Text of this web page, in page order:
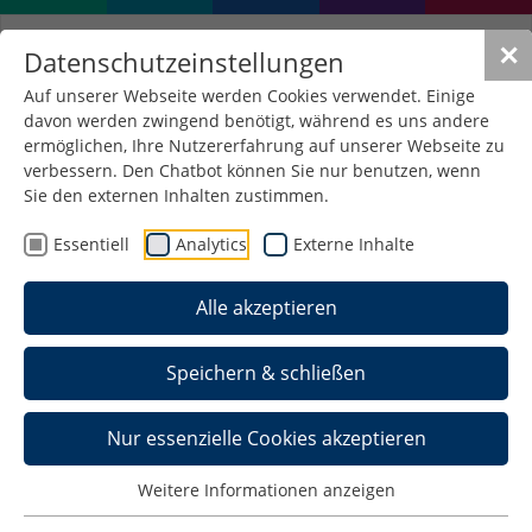
✕
Datenschutzeinstellungen
Auf unserer Webseite werden Cookies verwendet. Einige
davon werden zwingend benötigt, während es uns andere
ermöglichen, Ihre Nutzererfahrung auf unserer Webseite zu
verbessern. Den Chatbot können Sie nur benutzen, wenn
Sie den externen Inhalten zustimmen.
Essentiell Analytics Externe Inhalte
Alle akzeptieren
Speichern & schließen
Nur essenzielle Cookies akzeptieren
Weitere Informationen anzeigen
Ende des Aufenthalts
einigen Monaten des Lebens und Studierens in
inspirierenden Menschen ist es nun an der Zeit,
wieder nach Hause zu gehen. Auf dieser Seite
finden Sie alles Wichtige, was Sie vor Ihrer Abreise
beachten müssen.
Zeugnis
Im Anschluss an die Prüfungen (die Sie hoffentlich